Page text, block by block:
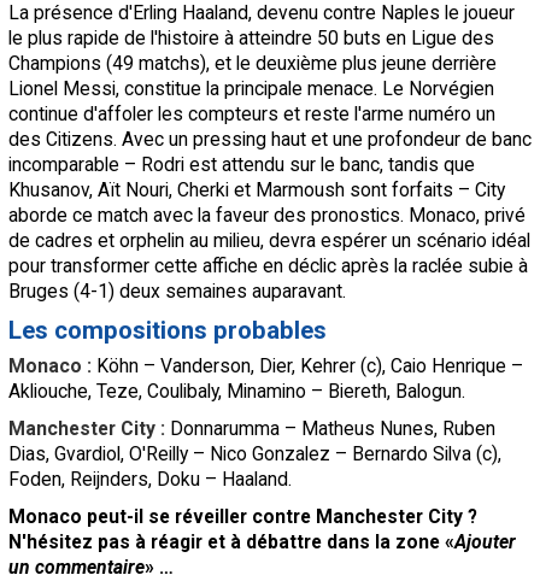
La présence d'Erling Haaland, devenu contre Naples le joueur
le plus rapide de l'histoire à atteindre 50 buts en Ligue des
Champions (49 matchs), et le deuxième plus jeune derrière
Lionel Messi, constitue la principale menace. Le Norvégien
continue d'affoler les compteurs et reste l'arme numéro un
des Citizens. Avec un pressing haut et une profondeur de banc
incomparable – Rodri est attendu sur le banc, tandis que
Khusanov, Aït Nouri, Cherki et Marmoush sont forfaits – City
aborde ce match avec la faveur des pronostics. Monaco, privé
de cadres et orphelin au milieu, devra espérer un scénario idéal
pour transformer cette affiche en déclic après la raclée subie à
Bruges (4-1) deux semaines auparavant.
Les compositions probables
Monaco : Köhn – Vanderson, Dier, Kehrer (c), Caio Henrique –
Akliouche, Teze, Coulibaly, Minamino – Biereth, Balogun.
Manchester City : Donnarumma – Matheus Nunes, Ruben
Dias, Gvardiol, O'Reilly – Nico Gonzalez – Bernardo Silva (c),
Foden, Reijnders, Doku – Haaland.
Monaco peut-il se réveiller contre Manchester City ?
N'hésitez pas à réagir et à débattre dans la zone «Ajouter
un commentaire» …